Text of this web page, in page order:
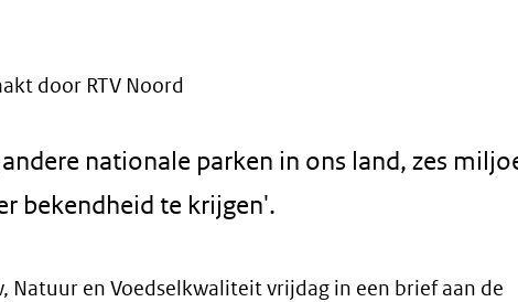
door RTV Noord
nationale parken in ons land, zes
bekendheid te krijgen'.
en Voedselkwaliteit vrijdag in een brief aan de